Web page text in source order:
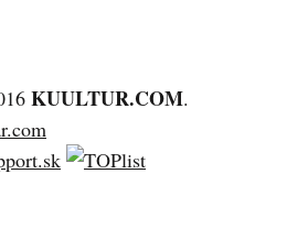
KUULTUR.COM.